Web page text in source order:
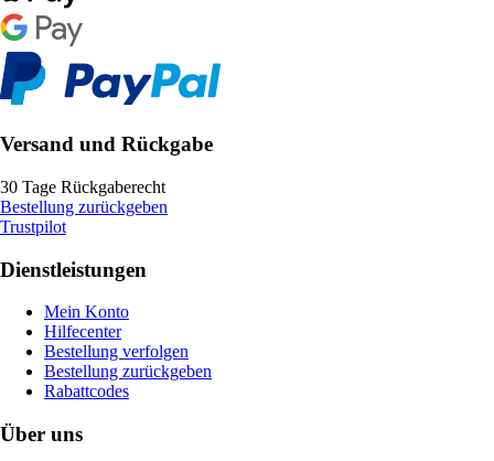
Versand und Rückgabe
30 Tage Rückgaberecht
Bestellung zurückgeben
Trustpilot
Dienstleistungen
Mein Konto
Hilfecenter
Bestellung verfolgen
Bestellung zurückgeben
Rabattcodes
Über uns